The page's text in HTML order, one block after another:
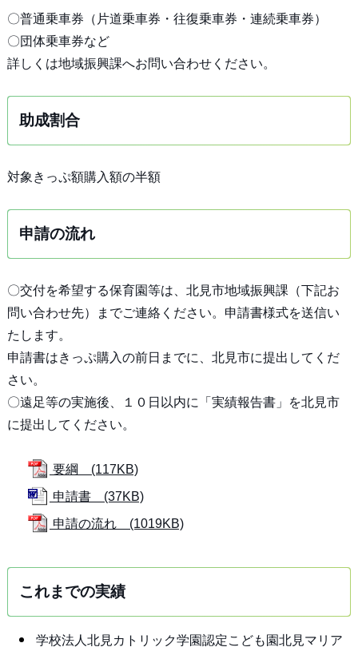
〇普通乗車券（片道乗車券・往復乗車券・連続乗車券）
〇団体乗車券など
詳しくは地域振興課へお問い合わせください。
助成割合
対象きっぷ額購入額の半額
申請の流れ
〇交付を希望する保育園等は、北見市地域振興課（下記お
問い合わせ先）までご連絡ください。申請書様式を送信い
たします。
申請書はきっぷ購入の前日までに、北見市に提出してくだ
さい。
〇遠足等の実施後、１０日以内に「実績報告書」を北見市
に提出してください。
要綱 (117KB)
申請書 (37KB)
申請の流れ (1019KB)
これまでの実績
学校法人北見カトリック学園認定こども園北見マリア